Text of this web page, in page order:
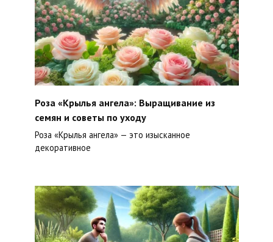
Роза «Крылья ангела»: Выращивание из
семян и советы по уходу
Роза «Крылья ангела» — это изысканное
декоративное